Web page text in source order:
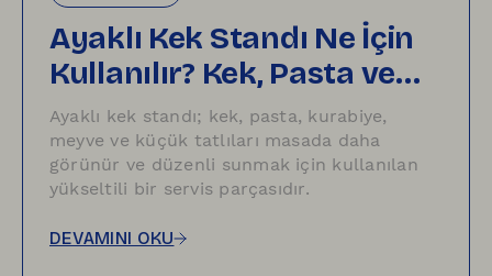
Ayaklı Kek Standı Ne İçin
Kullanılır? Kek, Pasta ve
Tatlı Sunumu İçin Fikirler
Ayaklı kek standı; kek, pasta, kurabiye,
meyve ve küçük tatlıları masada daha
görünür ve düzenli sunmak için kullanılan
yükseltili bir servis parçasıdır.
DEVAMINI OKU